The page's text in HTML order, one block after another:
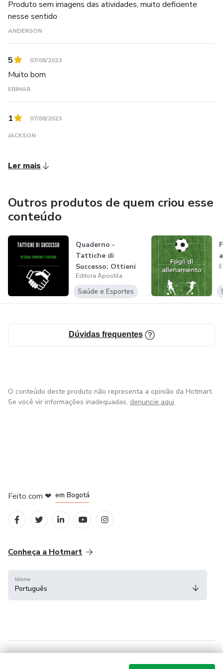
Produto sem imagens das atividades, muito deficiente
nesse sentido
ANDERSON
5 07/08/2023
Muito bom
ERIMAR
1 07/08/2023
JACKSON
Ler mais
Outros produtos de quem criou esse
conteúdo
Quaderno -
Tattiche di
Successo: Ottieni
Sponsor e Partner
Editora Apostila
Saúde e Esportes
Dúvidas frequentes
O conteúdo deste produto não representa a opinião da Hotmart.
Se você vir informações inadequadas, denuncie aqui
Feito com ❤ em Bogotá
Conheça a Hotmart
Idioma
Português